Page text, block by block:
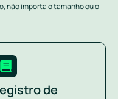
não importa o tamanho ou o
de